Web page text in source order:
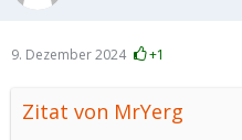
9. Dezember 2024 +1
Zitat von MrYerg